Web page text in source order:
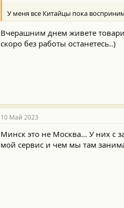
У меня все Китайцы пока
Вчерашним днем живете
скоро без работы останетесь..)
10 Май 2023
Минск это не Москва... У них с
мой сервис и чем мы там